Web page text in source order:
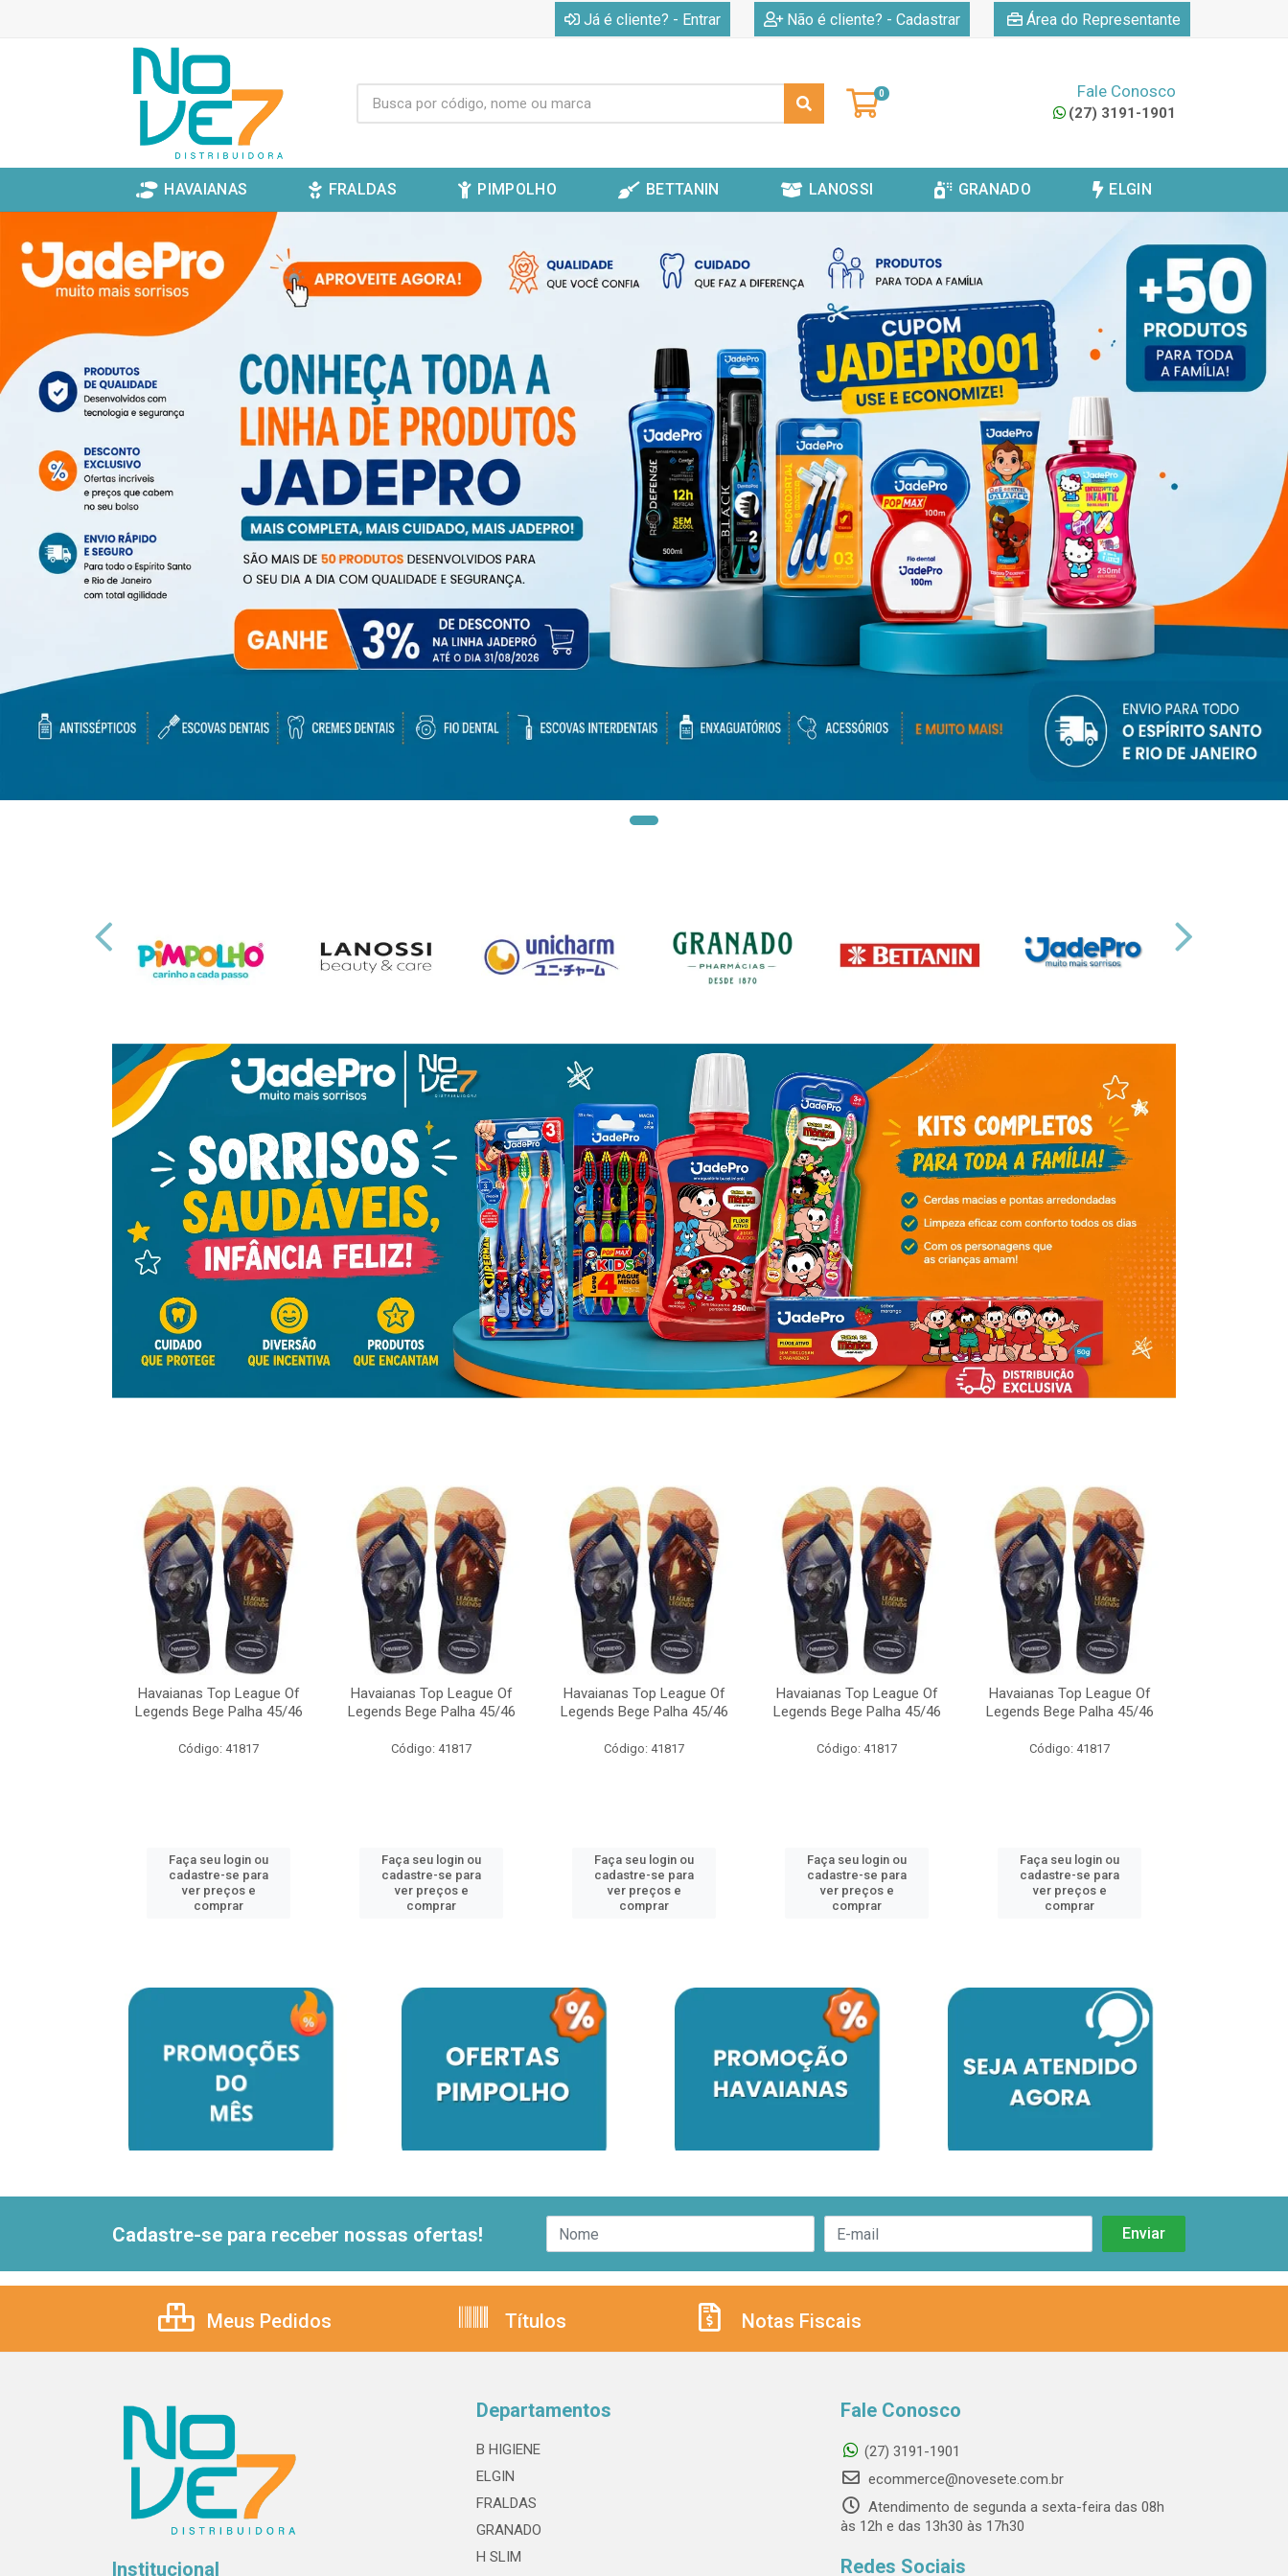
Já é cliente? - Entrar Não é cliente? - Cadastrar Área do Representante
0 Fale Conosco
(27) 3191-1901
HAVAIANAS FRALDAS PIMPOLHO BETTANIN LANOSSI GRANADO ELGIN
Havaianas Top League Of
Legends Bege Palha 45/46
Código: 41817
Faça seu login ou
cadastre-se para
ver preços e
comprar
Havaianas Top League Of
Legends Bege Palha 45/46
Código: 41817
Faça seu login ou
cadastre-se para
ver preços e
comprar
Havaianas Top League Of
Legends Bege Palha 45/46
Código: 41817
Faça seu login ou
cadastre-se para
ver preços e
comprar
Havaianas Top League Of
Legends Bege Palha 45/46
Código: 41817
Faça seu login ou
cadastre-se para
ver preços e
comprar
Havaianas Top League Of
Legends Bege Palha 45/46
Código: 41817
Faça seu login ou
cadastre-se para
ver preços e
comprar
Cadastre-se para receber nossas ofertas!
Meus Pedidos Títulos Notas Fiscais
Institucional
Departamentos
B HIGIENE
ELGIN
FRALDAS
GRANADO
H SLIM
Fale Conosco
(27) 3191-1901
ecommerce@novesete.com.br
Atendimento de segunda a sexta-feira das 08h
às 12h e das 13h30 às 17h30
Redes Sociais